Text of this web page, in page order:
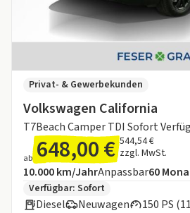
Volkswagen California
T7Beach Camper TDI Sofort
Privat- & Gewerbekunden
ab 648,00 € 544,54 €
zzgl. MwSt.
Angebotsdetails:
Inklusive Laufleistung
10.000 km/JahrAnpassbarLaufzeit
60
Zusätzliche Fahrzeuginformationen:
Verfügbar: Sofort
Diesel Neuwagen 150 PS